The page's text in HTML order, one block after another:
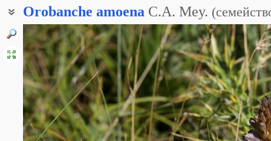
Orobanche amoena C.A. Mey. (